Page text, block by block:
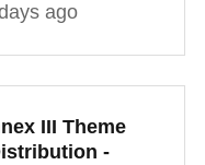
ago
III Theme
-